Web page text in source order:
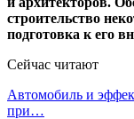
строительство
подготовка к его
Сейчас читают
Автомобиль и
при…